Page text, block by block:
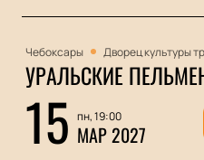
Чебоксары Дворец культуры
УРАЛЬСКИЕ
15 пн, 19:00
МАР 2027